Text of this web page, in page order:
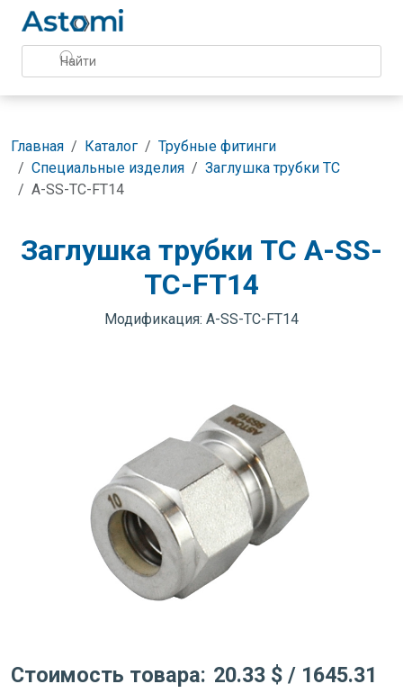
Главная Каталог
Трубные фитинги
Специальные изделия
Заглушка трубки TC
A-SS-TC-FT14
Заглушка трубки TC A-SS-
TC-FT14
Модификация: A-SS-TC-FT14
Стоимость товара: 20.33 $ / 1645.31